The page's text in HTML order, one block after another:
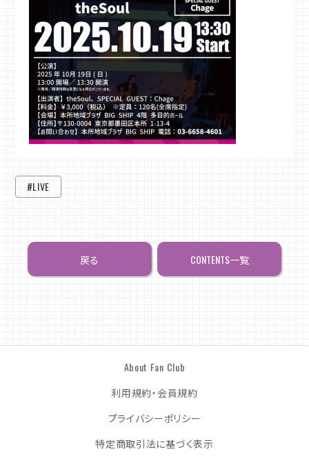
#LIVE
戻る CONTENTS一覧
About Fan Club
利用規約・会員規約
プライバシーポリシー
特定商取引法に基づく表示